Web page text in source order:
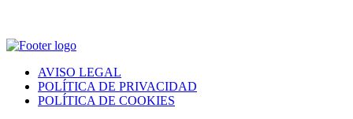
AVISO LEGAL
POLÍTICA DE PRIVACIDAD
POLÍTICA DE COOKIES